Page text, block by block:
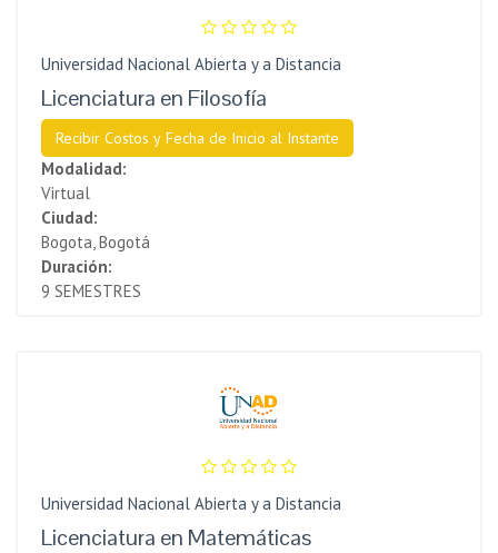
Universidad Nacional Abierta y a Distancia
Licenciatura en Filosofía
Recibir Costos y Fecha de Inicio al Instante
Modalidad:
Virtual
Ciudad:
Bogota, Bogotá
Duración:
9 SEMESTRES
Universidad Nacional Abierta y a Distancia
Licenciatura en Matemáticas